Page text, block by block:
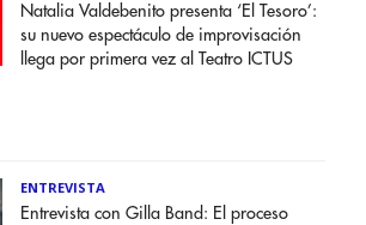
Natalia Valdebenito presenta ‘El Tesoro’:
su nuevo espectáculo de improvisación
llega por primera vez al Teatro ICTUS
ENTREVISTA
Entrevista con Gilla Band: El proceso